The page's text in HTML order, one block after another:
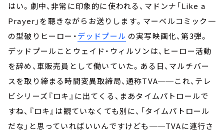
はい。劇中、非常に印象的に使われる、マドンナ「Like a
Prayer」を聴きながらお送りします。マーベルコミック一
の型破りヒーロー・デッドプール の実写映画化、第3弾。
デッドプールことウェイド・ウィルソンは、ヒーロー活動
を辞め、車販売員として働いていた。ある日、マルチバー
スを取り締まる時間変異取締局、通称TVA──これ、テレ
ビシリーズ『ロキ』に出てくる、まあタイムパトロールで
すね、『ロキ』は観ていなくても別に、「タイムパトロール
だな」と思っていればいいんですけども──TVAに連行さ